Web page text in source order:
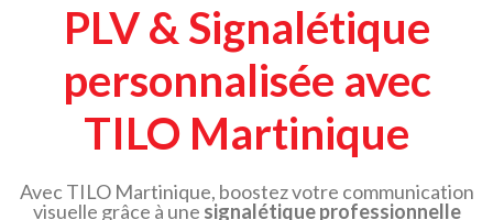
PLV & Signalétique
personnalisée avec
TILO Martinique
Avec TILO Martinique, boostez votre communication
visuelle grâce à une signalétique professionnelle